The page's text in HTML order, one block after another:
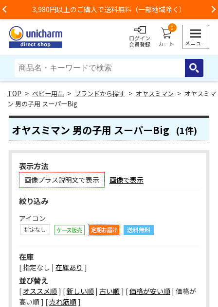
Previous3,980円以上のご購入で送料無料（一部地域除く）
ログイン
会員登録
0
カート メニュー
> ベビー用品 > ブランドから探す > オヤスミマン > オヤスミマ
ン 男の子用 スーパーBig
オヤスミマン 男の子用 スーパーBig (1件)
表示方法
画像プラス説明文で表示 画像で表示
絞り込み
アイコン
在庫
[ 指定なし | 在庫あり ]
並び替え
[ オススメ順] [新しい順| 古い順] [価格が安い順| 価格が
高い順 ] [売れ筋順]